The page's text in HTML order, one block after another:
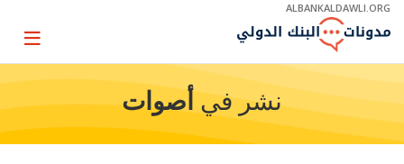
Skip
Main
ALBANKALDAWLI.ORG
Page
نشر في أصوات